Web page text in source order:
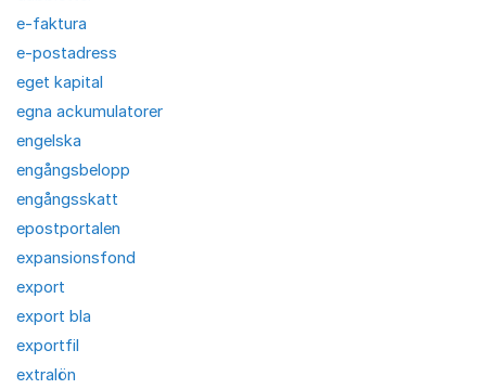
e-faktura
e-postadress
eget kapital
egna ackumulatorer
engelska
engångsbelopp
engångsskatt
epostportalen
expansionsfond
export
export bla
exportfil
extralön